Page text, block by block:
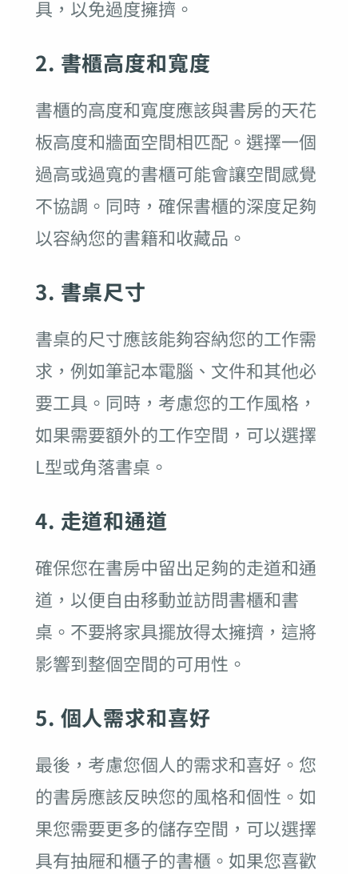
具，以免過度擁擠。
2. 書櫃高度和寬度
書櫃的高度和寬度應該與書房的天花
板高度和牆面空間相匹配。選擇一個
過高或過寬的書櫃可能會讓空間感覺
不協調。同時，確保書櫃的深度足夠
以容納您的書籍和收藏品。
3. 書桌尺寸
書桌的尺寸應該能夠容納您的工作需
求，例如筆記本電腦、文件和其他必
要工具。同時，考慮您的工作風格，
如果需要額外的工作空間，可以選擇
L型或角落書桌。
4. 走道和通道
確保您在書房中留出足夠的走道和通
道，以便自由移動並訪問書櫃和書
桌。不要將家具擺放得太擁擠，這將
影響到整個空間的可用性。
5. 個人需求和喜好
最後，考慮您個人的需求和喜好。您
的書房應該反映您的風格和個性。如
果您需要更多的儲存空間，可以選擇
具有抽屜和櫃子的書櫃。如果您喜歡